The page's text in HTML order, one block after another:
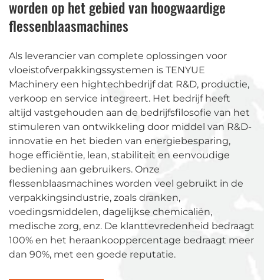
worden op het gebied van hoogwaardige
flessenblaasmachines
Als leverancier van complete oplossingen voor
vloeistofverpakkingssystemen is TENYUE
Machinery een hightechbedrijf dat R&D, productie,
verkoop en service integreert. Het bedrijf heeft
altijd vastgehouden aan de bedrijfsfilosofie van het
stimuleren van ontwikkeling door middel van R&D-
innovatie en het bieden van energiebesparing,
hoge efficiëntie, lean, stabiliteit en eenvoudige
bediening aan gebruikers. Onze
flessenblaasmachines worden veel gebruikt in de
verpakkingsindustrie, zoals dranken,
voedingsmiddelen, dagelijkse chemicaliën,
medische zorg, enz. De klanttevredenheid bedraagt
​​100% en het heraankooppercentage bedraagt ​​meer
dan 90%, met een goede reputatie.